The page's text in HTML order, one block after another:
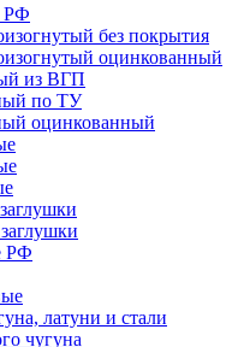
РФ
без покрытия
оцинкованный
из ВГП
по ТУ
оцинкованный
РФ
латуни и стали
чугуна